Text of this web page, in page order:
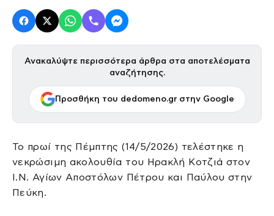
Ανακαλύψτε περισσότερα άρθρα στα αποτελέσματα
αναζήτησης.
Προσθήκη του dedomeno.gr στην Google
Το πρωί της Πέμπτης (14/5/2026) τελέστηκε η
νεκρώσιμη ακολουθία του Ηρακλή Κοτζιά στον
Ι.Ν. Αγίων Αποστόλων Πέτρου και Παύλου στην
Πεύκη.